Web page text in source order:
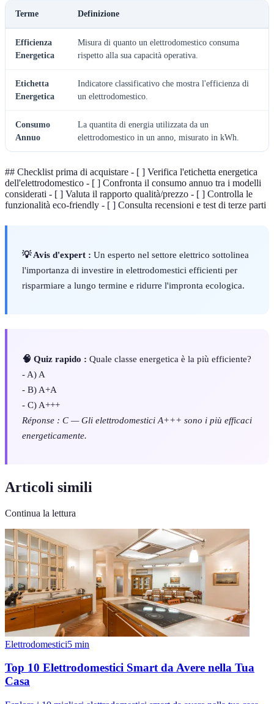
Terme Definizione
Efficienza
Energetica
Misura di quanto un elettrodomestico consuma
rispetto alla sua capacità operativa.
Etichetta
Energetica
Indicatore classificativo che mostra l'efficienza di
un elettrodomestico.
Consumo
Annuo
La quantita di energia utilizzata da un
elettrodomestico in un anno, misurato in kWh.
## Checklist prima di acquistare - [ ] Verifica l'etichetta energetica
dell'elettrodomestico - [ ] Confronta il consumo annuo tra i modelli
considerati - [ ] Valuta il rapporto qualità/prezzo - [ ] Controlla le
funzionalità eco-friendly - [ ] Consulta recensioni e test di terze parti
💡 Avis d'expert : Un esperto nel settore elettrico sottolinea
l'importanza di investire in elettrodomestici efficienti per
risparmiare a lungo termine e ridurre l'impronta ecologica.
🧠 Quiz rapido : Quale classe energetica è la più efficiente?
- A) A
- B) A+A
- C) A+++
Réponse : C — Gli elettrodomestici A+++ sono i più efficaci
energeticamente.
Articoli simili
Continua la lettura
Elettrodomestici5 min
Top 10 Elettrodomestici Smart da Avere nella Tua
Casa